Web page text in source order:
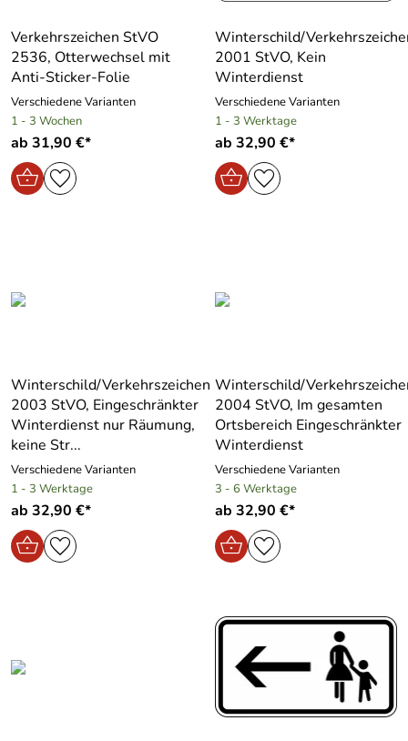
Verkehrszeichen StVO
2536, Otterwechsel mit
Anti-Sticker-Folie
Verschiedene Varianten
1 - 3 Wochen
ab 31,90 €*
Winterschild/
2001 StVO, Kein
Winterdienst
Verschiedene Varianten
1 - 3 Werktage
ab 32,90 €*
Winterschild/Verkehrszeichen
2003 StVO, Eingeschränkter
Winterdienst nur Räumung,
keine Str...
Verschiedene Varianten
1 - 3 Werktage
ab 32,90 €*
Winterschild/
2004 StVO, Im gesamten
Ortsbereich Eingeschränkter
Winterdienst
Verschiedene Varianten
3 - 6 Werktage
ab 32,90 €*